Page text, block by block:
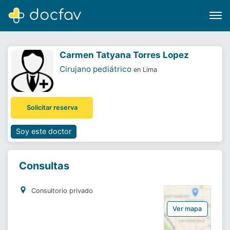
Software para clínicas
¿Eres un doctor?
Carmen Tatyana Torres Lopez
Cirujano pediátrico en Lima
Solicitar reserva
Soy este doctor
Consultas
Consultorio privado
Ver mapa